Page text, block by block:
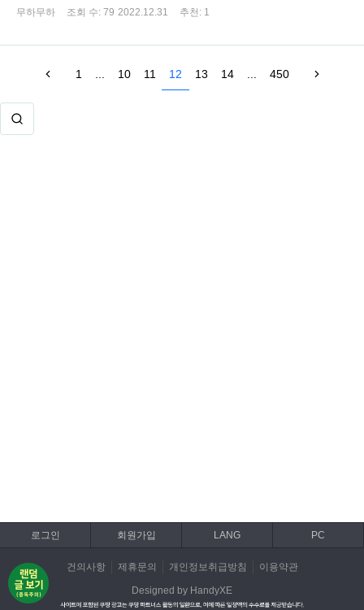
무하무하 조회 수: 79 2022.12.31 추천: 1
1 10 11 12 13 14 450
로그인 회원가입 LANG PC
건의사항 제휴문의 개인정보취급방침 이용약관
Designed by HandyXE